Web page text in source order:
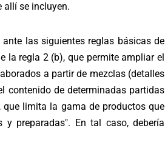
allí se incluyen.
las siguientes reglas básicas de
la regla 2 (b), que permite ampliar el
a partir de mezclas (detalles
contenido de determinadas partidas
limita la gama de productos que
preparadas". En tal caso, debería